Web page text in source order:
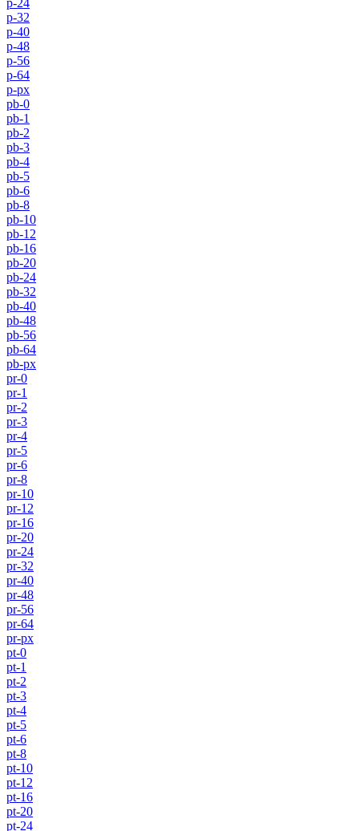
p-32
p-40
p-48
p-56
p-64
p-px
pb-0
pb-1
pb-2
pb-3
pb-4
pb-5
pb-6
pb-8
pb-10
pb-12
pb-16
pb-20
pb-24
pb-32
pb-40
pb-48
pb-56
pb-64
pb-px
pr-0
pr-1
pr-2
pr-3
pr-4
pr-5
pr-6
pr-8
pr-10
pr-12
pr-16
pr-20
pr-24
pr-32
pr-40
pr-48
pr-56
pr-64
pr-px
pt-0
pt-1
pt-2
pt-3
pt-4
pt-5
pt-6
pt-8
pt-10
pt-12
pt-16
pt-20
pt-24